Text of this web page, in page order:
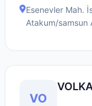
Esenevler Mah.
Atakum/samsun
VO